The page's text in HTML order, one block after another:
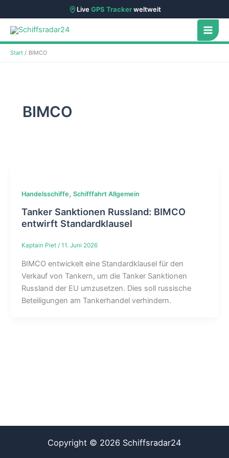
LiveGPS Trackerweltweit
Zum
Inhalt
springen
Start BIMCO
BIMCO
Handelsschiffe, Schifffahrt Allgemein
Tanker Sanktionen Russland: BIMCO
entwirft Standardklausel
Kaptain Piet / 11. Juni 2026
BIMCO entwickelt eine Standardklausel für den
Verkauf von Tankern, um die Tanker Sanktionen
Russland der EU umzusetzen. Dies soll russische
Beteiligungen am Tankerhandel verhindern.
Copyright © 2026 Schiffsradar24